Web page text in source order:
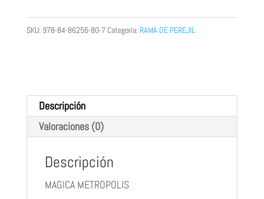
SKU: 978-84-86256-80-7 Categoría: RAMA DE PEREJIL
Descripción
Valoraciones (0)
Descripción
MAGICA METROPOLIS